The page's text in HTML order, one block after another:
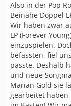
Also in der Pop
Beinahe Doppel
Wir haben zwar
LP (Forever
einzuspielen.
befassten, fiel
passte. Deshalb
und neue
Marian Gold sie
gearbeitet haben